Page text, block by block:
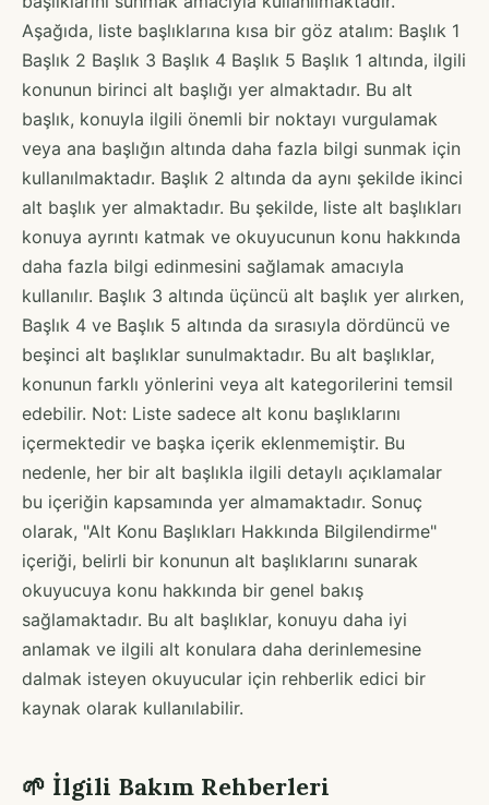
Aşağıda, liste başlıklarına kısa bir göz atalım: Başlık 1
Başlık 2 Başlık 3 Başlık 4 Başlık 5 Başlık 1 altında, ilgili
konunun birinci alt başlığı yer almaktadır. Bu alt
başlık, konuyla ilgili önemli bir noktayı vurgulamak
veya ana başlığın altında daha fazla bilgi sunmak için
kullanılmaktadır. Başlık 2 altında da aynı şekilde ikinci
alt başlık yer almaktadır. Bu şekilde, liste alt başlıkları
konuya ayrıntı katmak ve okuyucunun konu hakkında
daha fazla bilgi edinmesini sağlamak amacıyla
kullanılır. Başlık 3 altında üçüncü alt başlık yer alırken,
Başlık 4 ve Başlık 5 altında da sırasıyla dördüncü ve
beşinci alt başlıklar sunulmaktadır. Bu alt başlıklar,
konunun farklı yönlerini veya alt kategorilerini temsil
edebilir. Not: Liste sadece alt konu başlıklarını
içermektedir ve başka içerik eklenmemiştir. Bu
nedenle, her bir alt başlıkla ilgili detaylı açıklamalar
bu içeriğin kapsamında yer almamaktadır. Sonuç
olarak, "Alt Konu Başlıkları Hakkında Bilgilendirme"
içeriği, belirli bir konunun alt başlıklarını sunarak
okuyucuya konu hakkında bir genel bakış
sağlamaktadır. Bu alt başlıklar, konuyu daha iyi
anlamak ve ilgili alt konulara daha derinlemesine
dalmak isteyen okuyucular için rehberlik edici bir
kaynak olarak kullanılabilir.
🌱 İlgili Bakım Rehberleri